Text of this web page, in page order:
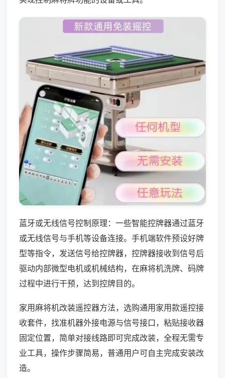
蓝牙或无线信号控制原理：一些智能控牌器通过蓝牙
或无线信号与手机等设备连接。手机端软件预设好牌
型等指令，发送信号给控牌器，控牌器接收到信号后
驱动内部微型电机或机械结构，在麻将机洗牌、码牌
过程中进行干预，达到控牌目的。
家用麻将机改装遥控器方法，选购通用家用款遥控接
收套件，找准机器外接电源与信号接口，粘贴接收器
固定位置，简单对接线路即可完成改装，全程无需专
业工具，操作步骤简易，普通用户可自主完成安装改
造。